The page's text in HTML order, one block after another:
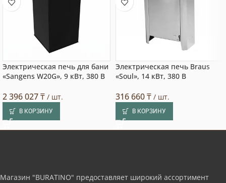
Электрическая печь для бани
«Sangens W20G», 9 кВт, 380 В
2 396 027₸ / шт.
В КОРЗИНУ
Электрическая печь Braus
«Soul», 14 кВт, 380 В
316 660₸ / шт.
В КОРЗИНУ
Магазин "BURATINO" предоставляет широкий ассортимент